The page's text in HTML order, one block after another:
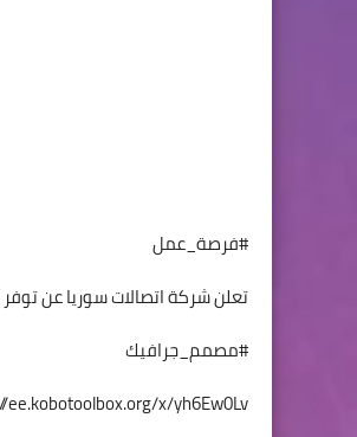
#فرصة_عمل
تعلن شركة اتصالات سوريا عن توفر
#مصمم_جرافيك
ee.kobotoolbox.org/x/yh6Ew0Lv